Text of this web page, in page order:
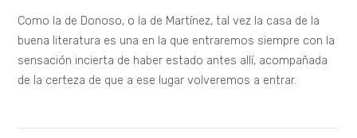
Como la de Donoso, o la de Martínez, tal vez la casa de la
buena literatura es una en la que entraremos siempre con la
sensación incierta de haber estado antes allí, acompañada
de la certeza de que a ese lugar volveremos a entrar.